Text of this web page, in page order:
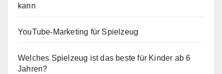
kann
YouTube-Marketing für Spielzeug
Welches Spielzeug ist das beste für Kinder ab 6
Jahren?